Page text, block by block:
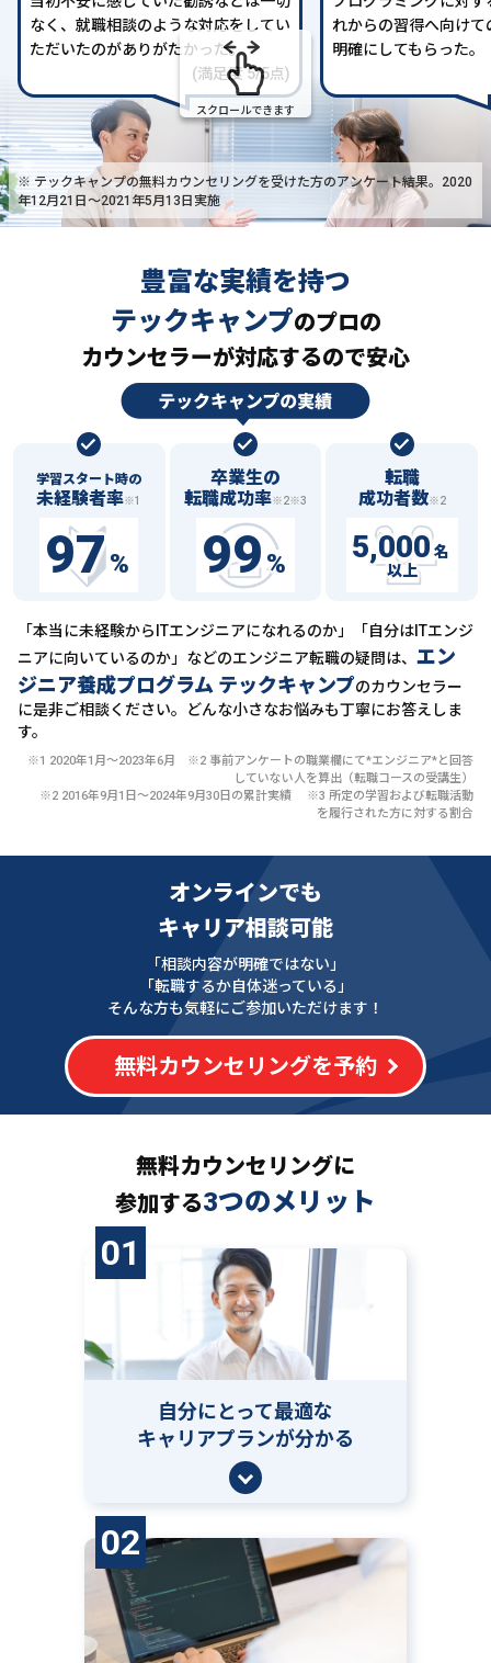
なく、就職相談のような対応をしてい
ただいたのがありがたかった。
(満足度 5/5点)
れからの習得へ向け
明確にしてもらった。
スクロールできます
※ テックキャンプの無料カウンセリングを受けた方のアンケート結果。2020
年12月21日〜2021年5月13日実施
豊富な実績を持つ
テックキャンプのプロの
カウンセラーが対応するので安心
学習スタート時の
未経験者率※1
97%
卒業生の
転職成功率※2※3
99%
転職
成功者数※2
5,000 名
以上
「本当に未経験からITエンジニアになれるのか」「自分はITエンジ
ニアに向いているのか」などのエンジニア転職の疑問は、 エン
ジニア養成プログラム テックキャンプのカウンセラー
に是非ご相談ください。どんな小さなお悩みも丁寧にお答えしま
す。
※1 2020年1月〜2023年6月 ※2 事前アンケートの職業欄にて*エンジニア*と回答
していない人を算出（転職コースの受講生）
※2 2016年9月1日〜2024年9月30日の累計実績 ※3 所定の学習および転職活動
を履行された方に対する割合
オンラインでも
キャリア相談可能
「相談内容が明確ではない」
「転職するか自体迷っている」
そんな方も気軽にご参加いただけます！
無料カウンセリングを予約
無料カウンセリングに
参加する3つのメリット
01
自分にとって最適な
キャリアプランが分かる
02